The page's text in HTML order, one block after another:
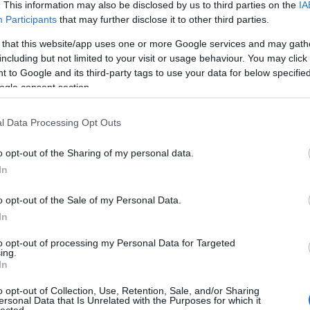
This information may also be disclosed by us to third parties on the
Participants that may further disclose it to other third parties.
that this website/app uses one or more Google services and may
but not limited to your visit or usage behaviour. You may
to Google and its third-party tags to use your data for below
consent section.
Data Processing Opt Outs
opt-out of the Sharing of my personal data.
opt-out of the Sale of my Personal Data.
opt-out of processing my Personal Data for Targeted
opt-out of Collection, Use, Retention, Sale, and/or Sharing
Data that Is Unrelated with the Purposes for which it
a városban, én a
ami jól láthatóan nagy
hely, elég gyorsan pörgött a
nagyon kedves és
szerint a névadó szeletre
tésztára pármai sonka és
némi extra sajtszórással
volt, ízre és állagra is egy
együtt pedig szintén egy